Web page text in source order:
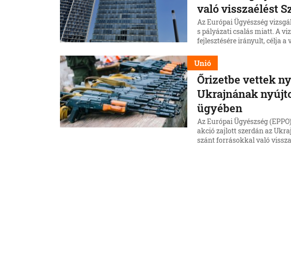
való visszaélést
Az Európai Ügyészség
s pályázati csalás miatt. A
fejlesztésére irányult, célja
cég 189 ezer eurós
Unió
Őrizetbe vettek
Ukrajnának
ügyében
Az Európai Ügyészség
akció zajlott szerdán az
szánt forrásokkal való